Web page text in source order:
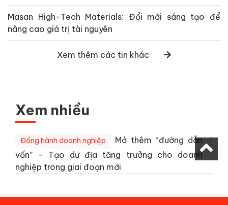
Masan High-Tech Materials: Đổi mới sáng tạo để
nâng cao giá trị tài nguyên
Xem thêm các tin khác
Xem nhiều
Đồng hành doanh nghiệp
Mở thêm “đường dẫn
vốn” - Tạo dư địa tăng trưởng cho doanh
nghiệp trong giai đoạn mới
1